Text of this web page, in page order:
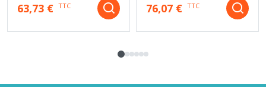
63,73 € TTC 76,07 € TTC